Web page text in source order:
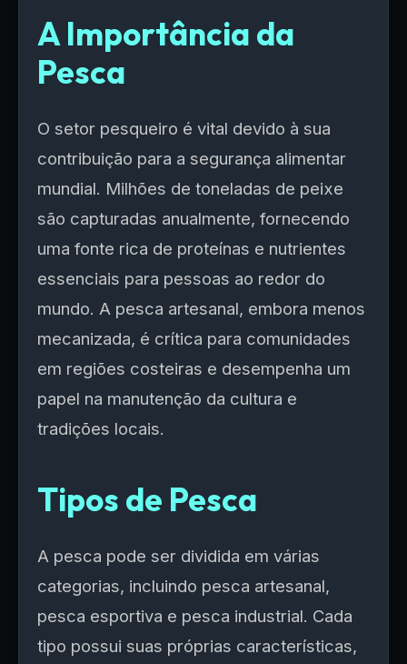
A Importância da
Pesca
O setor pesqueiro é vital devido à sua
contribuição para a segurança alimentar
mundial. Milhões de toneladas de peixe
são capturadas anualmente, fornecendo
uma fonte rica de proteínas e nutrientes
essenciais para pessoas ao redor do
mundo. A pesca artesanal, embora menos
mecanizada, é crítica para comunidades
em regiões costeiras e desempenha um
papel na manutenção da cultura e
tradições locais.
Tipos de Pesca
A pesca pode ser dividida em várias
categorias, incluindo pesca artesanal,
pesca esportiva e pesca industrial. Cada
tipo possui suas próprias características,